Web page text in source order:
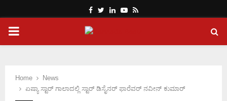
Facebook
Twitter
LinkedinYoutube
Rss
PRIMARY
Home
News
ಏಷ್ಯಾ ಸ್ಟಾರ್ ಗಾಲಾದಲ್ಲಿ ಸ್ಟಾರ್ ಡಿಸೈನರ್ ಫಾರೆವರ್ ನವೀನ್ ಕುಮಾರ್